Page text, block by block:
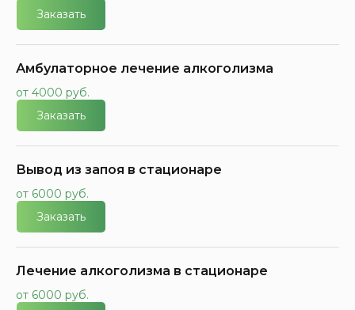
Заказать
Амбулаторное лечение алкоголизма
от 4000 руб.
Заказать
Вывод из запоя в стационаре
от 6000 руб.
Заказать
Лечение алкоголизма в стационаре
от 6000 руб.